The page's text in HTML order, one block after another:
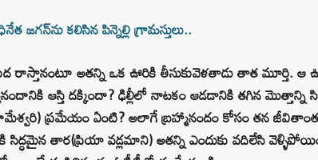
జగన్‌ను కలిసిన పిన్నెల్లి గ్రామస్తులు..
రాస్తానంటూ అతన్ని ఒక ఊరికి తీసుకువెళతాడు తాత మూర్తి. ఆ
ఆస్తి దక్కిందా? ఢిల్లీలో నాటకం ఆడడానికి తగిన మొత్తాన్ని
ప్రమేయం ఏంటి? అలాగే బ్రహ్మానందం కోసం తన
సిద్ధమైన తార(ప్రియా వడ్లమాని) అతన్ని ఎందుకు వదిలేసి